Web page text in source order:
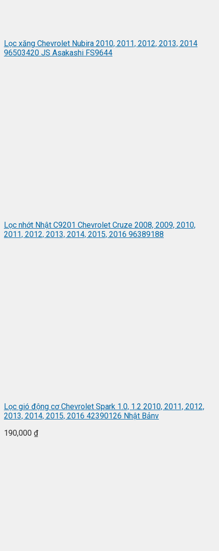
Lọc xăng Chevrolet Nubira 2010, 2011, 2012, 2013, 2014
96503420 JS Asakashi FS9644
Lọc nhớt Nhật C9201 Chevrolet Cruze 2008, 2009, 2010,
2011, 2012, 2013, 2014, 2015, 2016 96389188
Lọc gió động cơ Chevrolet Spark 1.0, 1.2 2010, 2011, 2012,
2013, 2014, 2015, 2016 42390126 Nhật Bảnv
190,000 ₫